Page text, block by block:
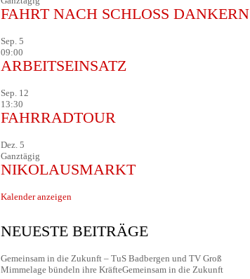
FAHRT NACH SCHLOSS DANKERN
Sep.5
09:00
ARBEITSEINSATZ
Sep. 12
13:30
FAHRRADTOUR
Dez.5
Ganztägig
NIKOLAUSMARKT
Kalender anzeigen
NEUESTE BEITRÄGE
Gemeinsam in die Zukunft – TuS Badbergen und TV Groß
Mimmelage bündeln ihre KräfteGemeinsam in die Zukunft